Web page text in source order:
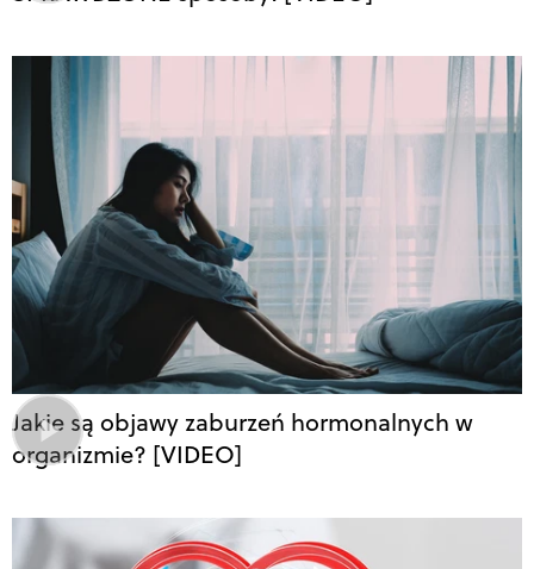
Jakie są objawy zaburzeń hormonalnych w
organizmie? [VIDEO]